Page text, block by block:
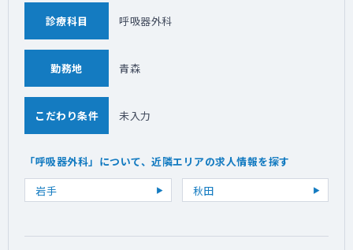
診療科目 呼吸器外科
勤務地 青森
こだわり条件 未入力
「呼吸器外科」について、近隣エリアの求人情報を探す
岩手
秋田